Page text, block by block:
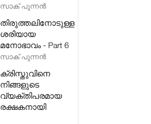
സാക് പുന്നൻ
തിരുത്തലിനോടുള്ള
ശരിയായ
മനോഭാവം - Part 6
സാക് പുന്നൻ
ക്രിസ്തുവിനെ
നിങ്ങളുടെ
വ്യക്തിപരമായ
രക്ഷകനായി